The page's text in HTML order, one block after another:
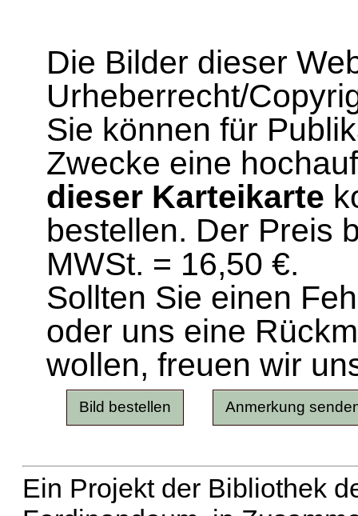
Die Bilder dieser
Urheberrecht/
Sie können für
Zwecke eine
dieser Karteikarte
bestellen. Der Preis
MWSt. = 16,50 €.
Sollten Sie einen
oder uns eine
wollen, freuen wir
Ein Projekt der Bibliothek